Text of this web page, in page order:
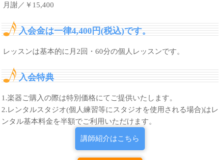
月謝／￥15,400
入会金は一律4,400円(税込)です。
レッスンは基本的に月2回・60分の個人レッスンです。
入会特典
1.楽器ご購入の際は特別価格にてご提供いたします。
2.レンタルスタジオ(個人練習等にスタジオを使用される場合)はレ
ンタル基本料金を半額でご利用いただけます。
講師紹介はこちら